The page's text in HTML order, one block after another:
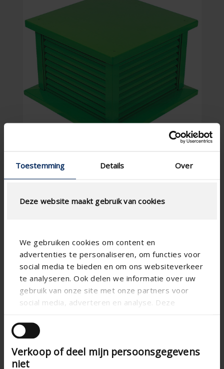
Toestemming Details Over
Deze website maakt gebruik van cookies
We gebruiken cookies om content en
advertenties te personaliseren, om functies voor
social media te bieden en om ons websiteverkeer
te analyseren. Ook delen we informatie over uw
gebruik van onze site met onze partners voor
social media, adverteren en analyse. Deze
andere informatie die u aan ze heeft verstrekt of
die ze hebben verzameld op basis van uw gebruik
van hun services.
Verkoop of deel mijn persoonsgegevens
niet
Spezifikationen entsprechend Ihrer
Berechnung
Type Maschendraht
LUFTSTROMBERECHNUNG